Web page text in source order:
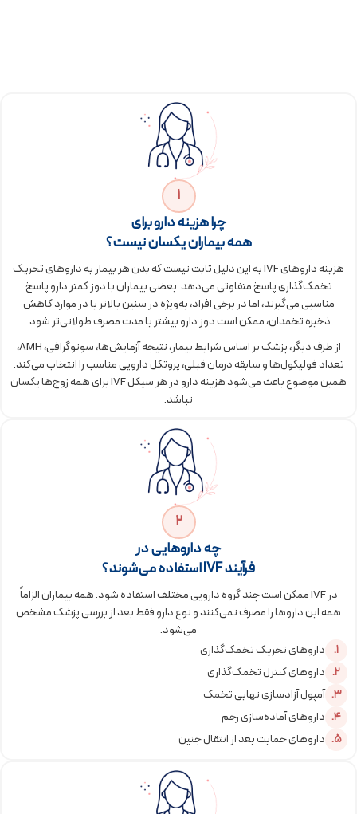
1
چرا هزینه دارو برای
همه بیماران یکسان نیست؟
هزینه داروهای IVF به این دلیل ثابت نیست که بدن هر بیمار به داروهای تحریک
تخمک‌گذاری پاسخ متفاوتی می‌دهد. بعضی بیماران با دوز کمتر دارو پاسخ
مناسبی می‌گیرند، اما در برخی افراد، به‌ویژه در سنین بالاتر یا در موارد کاهش
ذخیره تخمدان، ممکن است دوز دارو بیشتر یا مدت مصرف طولانی‌تر شود.
از طرف دیگر، پزشک بر اساس شرایط بیمار، نتیجه آزمایش‌ها، سونوگرافی، AMH،
تعداد فولیکول‌ها و سابقه درمان قبلی، پروتکل دارویی مناسب را انتخاب می‌کند.
همین موضوع باعث می‌شود هزینه دارو در هر سیکل IVF برای همه زوج‌ها یکسان
نباشد.
2
چه داروهایی در
فرآیند IVF استفاده می‌شوند؟
در IVF ممکن است چند گروه دارویی مختلف استفاده شود. همه بیماران الزاماً
همه این داروها را مصرف نمی‌کنند و نوع دارو فقط بعد از بررسی پزشک مشخص
می‌شود.
داروهای تحریک تخمک‌گذاری
داروهای کنترل تخمک‌گذاری
آمپول آزادسازی نهایی تخمک
داروهای آماده‌سازی رحم
داروهای حمایت بعد از انتقال جنین